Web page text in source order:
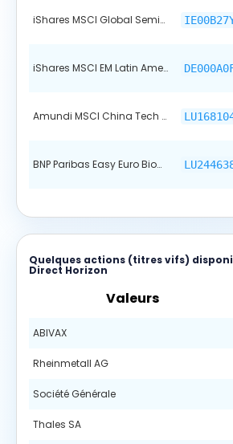
iShares MSCI Global Semiconductors ETF
iShares MSCI EM Latin America UCITS ETF
Amundi MSCI China Tech ETF EUR
BNP Paribas Easy Euro Biodiversity Leaders PAB ETF
Quelques actions (titres vifs)
Direct Horizon
Valeurs
ABIVAX
Rheinmetall AG
Société Générale
Thales SA